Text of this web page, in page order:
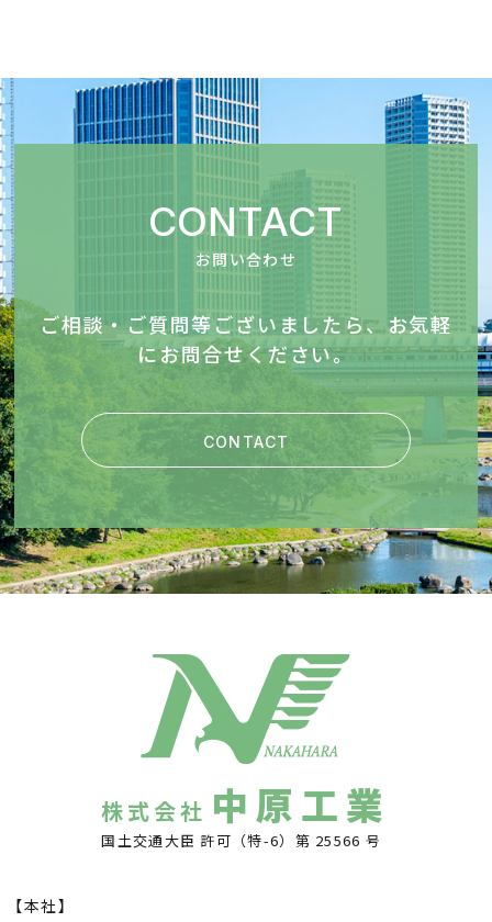
CONTACT
お問い合わせ
ご相談・ご質問等ございましたら、お気軽
にお問合せください。
CONTACT
株式会社 中原工業
国土交通大臣 許可（特-6）第 25566 号
【本社】